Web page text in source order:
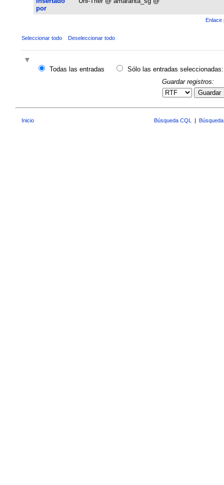
por
Enlace
Seleccionar todo Deseleccionar todo
Todas las entradas
Sólo las entradas seleccionadas:
Guardar registros:
Guardar
Inicio Búsqueda CQL